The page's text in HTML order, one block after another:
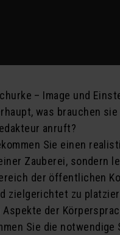
– Image und
was brauchen
anruft?
Sie einen
Zauberei, sondern
der öffentlichen
zielgerichtet zu
der
Sie die